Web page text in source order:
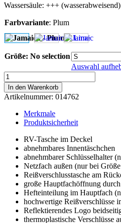
Wassersäule: +++ (wasserabweisend)
Farbvariante: Plum
Größe: No selection
Auswahl
Jamaica
-
Plum
Menge
In den Warenkorb
Artikelnummer: 014762
Merkmale
Produktsicherheit
RV-Tasche im Deckel
abnehmbares Innentäschchen
abnehmbarer Schlüsselhalter
Netzfach außen (nur bei
Reißverschlusstasche am
große Hauptfachöffnung
Hefteinteilung im Hauptfach
hochwertige Reißverschlüsse
Reflektierendes Logo
thermoplastische Verschlüsse